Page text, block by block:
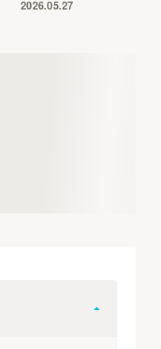
2026.05.27